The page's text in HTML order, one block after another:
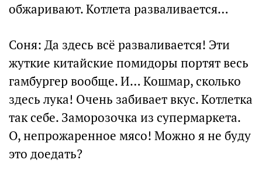
обжаривают. Котлета разваливается…
Соня: Да здесь всё разваливается! Эти
жуткие китайские помидоры портят весь
гамбургер вообще. И… Кошмар, сколько
здесь лука! Очень забивает вкус. Котлетка
так себе. Заморозочка из супермаркета.
О, непрожаренное мясо! Можно я не буду
это доедать?